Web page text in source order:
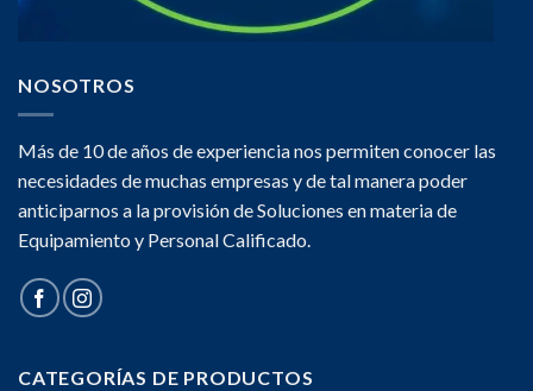
NOSOTROS
Más de 10 de años de experiencia nos permiten conocer las
necesidades de muchas empresas y de tal manera poder
anticiparnos a la provisión de Soluciones en materia de
Equipamiento y Personal Calificado.
CATEGORÍAS DE PRODUCTOS